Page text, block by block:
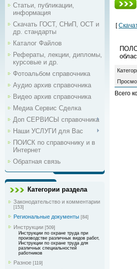
Статьи, публикации,
информация
Скачать ГОСТ, СНиП, ОСТ и
др. стандарты
Каталог Файлов
Рефераты, лекции, дипломы,
курсовые и др.
Фотоальбом справочника
Аудио архив справочника
Видео архив справочника
Медиа Сервис Сделка
Доп СЕРВИСЫ справочника
Наши УСЛУГИ для Вас
ПОИСК по справочнику и в
Интернет
Обратная связь
Категории раздела
Законодательство и комментарии
[153]
Региональные документы [84]
Инструкции [509]
Инструкции по охране труда при
производстве различных видов работ,
Инструкции по охране труда для
различных специальностей
работников
Разное [119]
[
Всего